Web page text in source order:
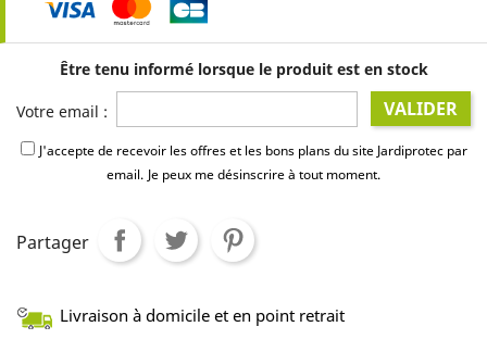
Être tenu informé lorsque le produit est en stock
Votre email : VALIDER
J'accepte de recevoir les offres et les bons plans du site Jardiprotec par
email. Je peux me désinscrire à tout moment.
Partager
Livraison à domicile et en point retrait